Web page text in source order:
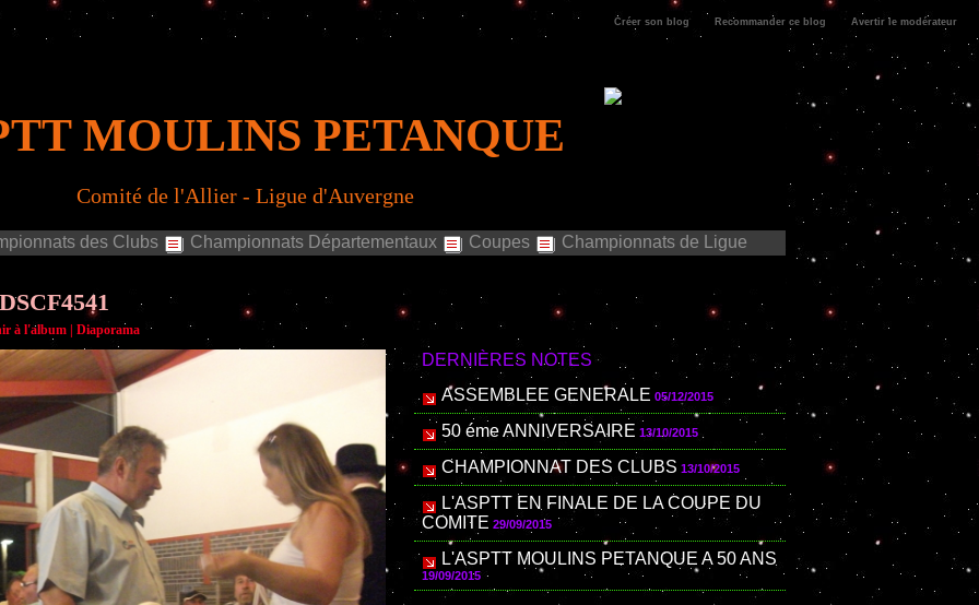
Créer son blog Recommander ce blog Avertir le modérateur
MOULINS PETANQUE
Comité de l'Allier - Ligue d'Auvergne
des Clubs Championnats Départementaux Coupes Championnats de Ligue
à l'album Diaporama
DERNIÈRES NOTES
ASSEMBLEE GENERALE 05/12/2015
50 éme ANNIVERSAIRE 13/10/2015
CHAMPIONNAT DES CLUBS 13/10/2015
L'ASPTT EN FINALE DE LA COUPE DU
COMITE 29/09/2015
L'ASPTT MOULINS PETANQUE A 50 ANS
19/09/2015